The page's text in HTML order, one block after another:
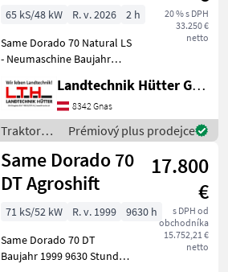
(Stage V)
20 % s DPH
33.250 €
netto
65 kS/48 kW R. v. 2026
2 h
Same Dorado 70 Natural LS
- Neumaschine Baujahr
Motor mit Turbolader und
Ladeluftkühlung - 65 PS - 3
Zylinder - Hubraum: 2887
cm³
Landtechnik Hütter GmbH & Co KG
8342 Gnas
Traktory /
Same
Prémiový plus prodejce
Same Dorado 70
DT Agroshift
17.800
€
s DPH od
obchodníka
15.752,21 €
netto
71 kS/52 kW R. v. 1999
9630 h
Same Dorado 70 DT
Baujahr 1999 9630 Stunden